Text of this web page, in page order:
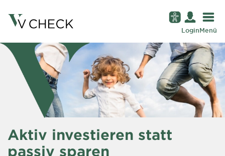
LoginMenü
Aktiv investieren statt
passiv sparen